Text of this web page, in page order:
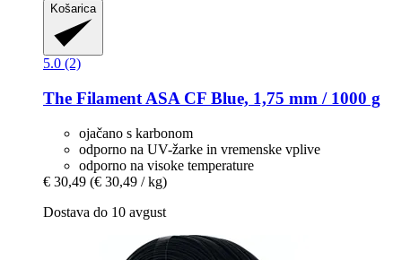
Košarica
5.0 (2)
The Filament ASA CF Blue, 1,75 mm / 1000 g
ojačano s karbonom
odporno na UV-žarke in vremenske vplive
odporno na visoke temperature
€ 30,49 (€ 30,49 / kg)
Dostava do 10 avgust